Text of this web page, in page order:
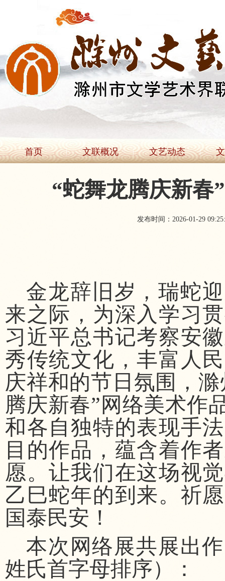
首页 文联概况 文艺动态
“蛇舞龙腾庆新春
发布时间：2026-01-29
金龙辞旧岁，瑞蛇
来之际，为深入学习
习近平总书记考察安
秀传统文化，丰富人
庆祥和的节日氛围，
腾庆新春”网络美术作
和各自独特的表现手
目的作品，蕴含着作
愿。让我们在这场视
乙巳蛇年的到来。祈
国泰民安！
本次网络展共展出
姓氏首字母排序）：